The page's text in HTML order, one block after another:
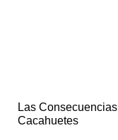
Las
Cacahuetes